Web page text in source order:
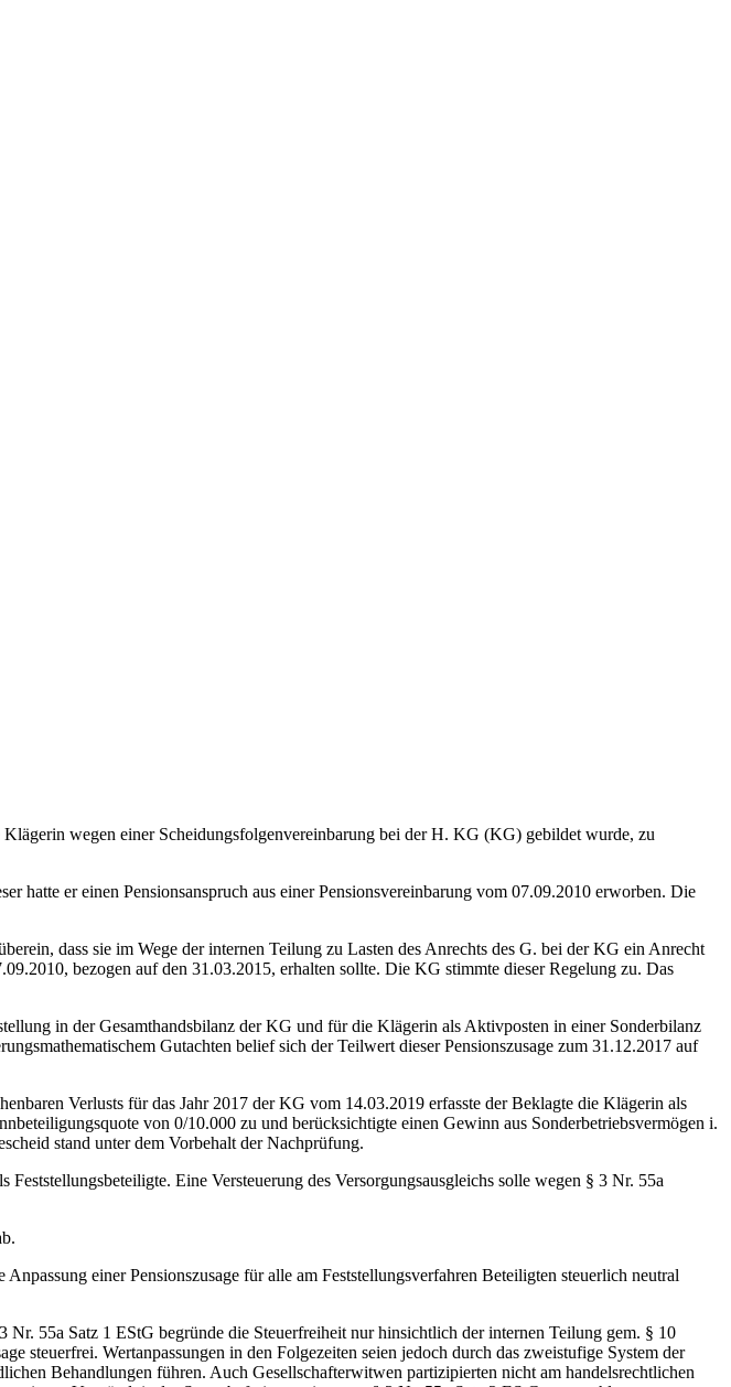
wegen einer Scheidungsfolgenvereinbarung bei der H. KG (KG) gebildet wurde, zu
er einen Pensionsanspruch aus einer Pensionsvereinbarung vom 07.09.2010 erworben. Die
dass sie im Wege der internen Teilung zu Lasten des Anrechts des G. bei der KG ein Anrecht
bezogen auf den 31.03.2015, erhalten sollte. Die KG stimmte dieser Regelung zu. Das
in der Gesamthandsbilanz der KG und für die Klägerin als Aktivposten in einer Sonderbilanz
Gutachten belief sich der Teilwert dieser Pensionszusage zum 31.12.2017 auf
Verlusts für das Jahr 2017 der KG vom 14.03.2019 erfasste der Beklagte die Klägerin als
von 0/10.000 zu und berücksichtigte einen Gewinn aus Sonderbetriebsvermögen i.
stand unter dem Vorbehalt der Nachprüfung.
Eine Versteuerung des Versorgungsausgleichs solle wegen § 3 Nr. 55a
einer Pensionszusage für alle am Feststellungsverfahren Beteiligten steuerlich neutral
55a Satz 1 EStG begründe die Steuerfreiheit nur hinsichtlich der internen Teilung gem. § 10
steuerfrei. Wertanpassungen in den Folgezeiten seien jedoch durch das zweistufige System der
Behandlungen führen. Auch Gesellschafterwitwen partizipierten nicht am handelsrechtlichen